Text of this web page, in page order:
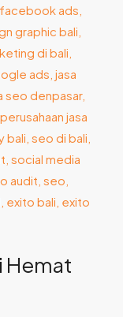
Hemat